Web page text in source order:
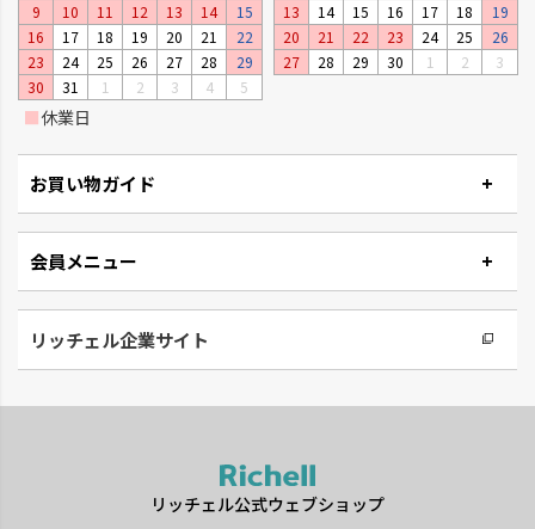
9
10 11 12 13 14
15
16
17 18 19 20 21
22
23
24 25 26 27 28
29
30
31 1 2 3 4 5
13
14 15 16 17 18
19
20
21 22 23 24 25
26
27
28 29 30 1 2 3
■休業日
お買い物ガイド
会員メニュー
リッチェル企業サイト
リッチェル公式ウェブショップ